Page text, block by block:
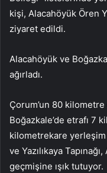
kişi, Alacahöyük Ören
ziyaret edildi.
Alacahöyük ve
ağırladı.
Çorum’un 80 kilometre
Boğazkale’de etrafı 7
kilometrekare yerleşim
ve Yazılıkaya
geçmişine ışık tutuyor.